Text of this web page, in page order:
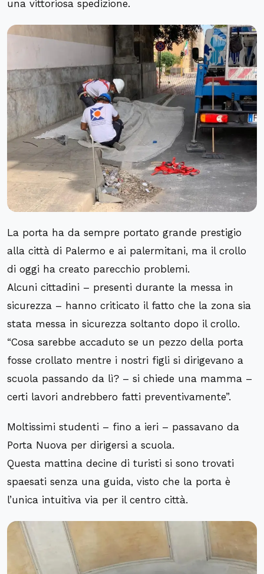
una vittoriosa spedizione.
La porta ha da sempre portato grande prestigio
alla città di Palermo e ai palermitani, ma il crollo
di oggi ha creato parecchio problemi.
Alcuni cittadini – presenti durante la messa in
sicurezza – hanno criticato il fatto che la zona sia
stata messa in sicurezza soltanto dopo il crollo.
“Cosa sarebbe accaduto se un pezzo della porta
fosse crollato mentre i nostri figli si dirigevano a
scuola passando da lì? – si chiede una mamma –
certi lavori andrebbero fatti preventivamente”.
Moltissimi studenti – fino a ieri – passavano da
Porta Nuova per dirigersi a scuola.
Questa mattina decine di turisti si sono trovati
spaesati senza una guida, visto che la porta è
l’unica intuitiva via per il centro città.